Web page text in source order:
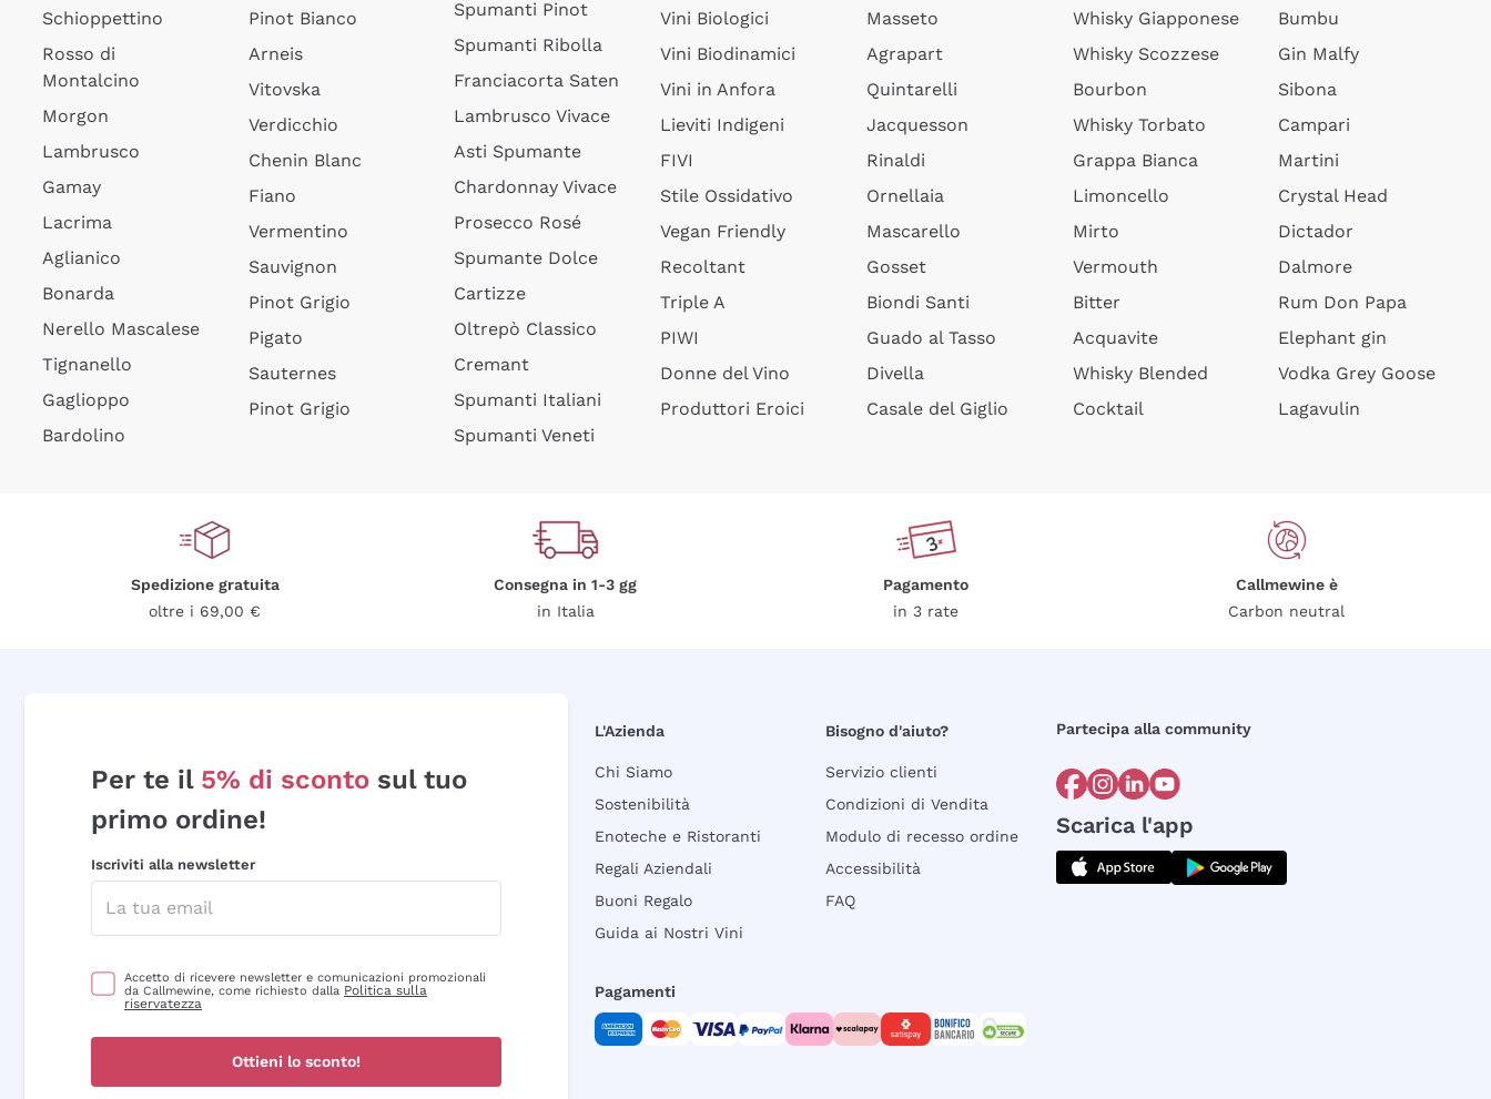
Schioppettino
Rosso di
Montalcino
Morgon
Lambrusco
Gamay
Lacrima
Aglianico
Bonarda
Nerello Mascalese
Tignanello
Gaglioppo
Bardolino
Pinot Bianco
Arneis
Vitovska
Verdicchio
Chenin Blanc
Fiano
Vermentino
Sauvignon
Pinot Grigio
Pigato
Sauternes
Pinot Grigio
Spumanti Pinot
Spumanti Ribolla
Franciacorta Saten
Lambrusco Vivace
Asti Spumante
Chardonnay Vivace
Prosecco Rosé
Spumante Dolce
Cartizze
Oltrepò Classico
Cremant
Spumanti Italiani
Spumanti Veneti
Vini Biologici
Vini Biodinamici
Vini in Anfora
Lieviti Indigeni
FIVI
Stile Ossidativo
Vegan Friendly
Recoltant
Triple A
PIWI
Donne del Vino
Produttori Eroici
Masseto
Agrapart
Quintarelli
Jacquesson
Rinaldi
Ornellaia
Mascarello
Gosset
Biondi Santi
Guado al Tasso
Divella
Casale del Giglio
Whisky Giapponese
Whisky Scozzese
Bourbon
Whisky Torbato
Grappa Bianca
Limoncello
Mirto
Vermouth
Bitter
Acquavite
Whisky Blended
Cocktail
Bumbu
Gin Malfy
Sibona
Campari
Martini
Crystal Head
Dictador
Dalmore
Rum Don Papa
Elephant gin
Vodka Grey Goose
Lagavulin
Spedizione gratuita
oltre i 69,00 €
Consegna in 1-3 gg
in Italia
Pagamento
in 3 rate
Callmewine è
Carbon neutral
Per te il 5% di sconto sul tuo
primo ordine!
Iscriviti alla newsletter
Accetto di ricevere newsletter e comunicazioni promozionali
da Callmewine, come richiesto dalla Politica sulla
riservatezza
Ottieni lo sconto!
L'Azienda
Chi Siamo
Sostenibilità
Enoteche e Ristoranti
Regali Aziendali
Buoni Regalo
Guida ai Nostri Vini
Bisogno d'aiuto?
Servizio clienti
Condizioni di Vendita
Modulo di recesso ordine
Accessibilità
FAQ
Partecipa alla community
Scarica l'app
Pagamenti